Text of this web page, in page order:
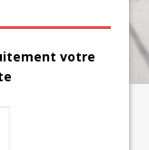
votre